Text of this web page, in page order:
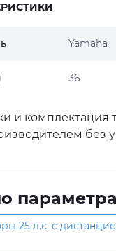
Yamaha
36
и комплектация
без
25 л.с. с